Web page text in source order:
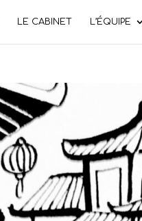
LE CABINET L’ÉQUIPE